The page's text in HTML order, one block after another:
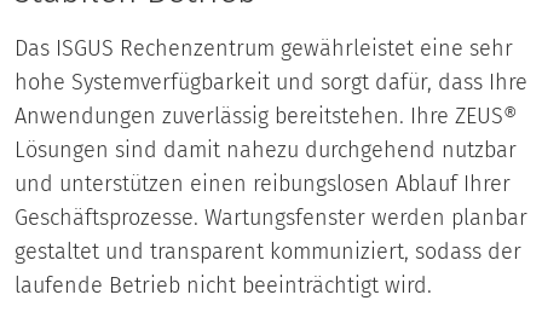
Das ISGUS Rechenzentrum gewährleistet eine sehr
hohe Systemverfügbarkeit und sorgt dafür, dass Ihre
Anwendungen zuverlässig bereitstehen. Ihre ZEUS®
Lösungen sind damit nahezu durchgehend nutzbar
und unterstützen einen reibungslosen Ablauf Ihrer
Geschäftsprozesse. Wartungsfenster werden planbar
gestaltet und transparent kommuniziert, sodass der
laufende Betrieb nicht beeinträchtigt wird.